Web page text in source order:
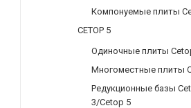
Компонуемые плиты
CETOP 5
Одиночные плиты
Многоместные плиты
Редукционные базы
3/Cetop 5